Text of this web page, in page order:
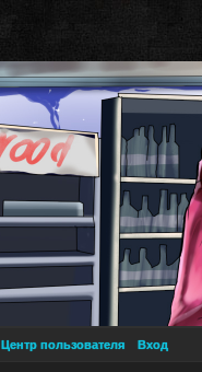
Центр пользователя Вход